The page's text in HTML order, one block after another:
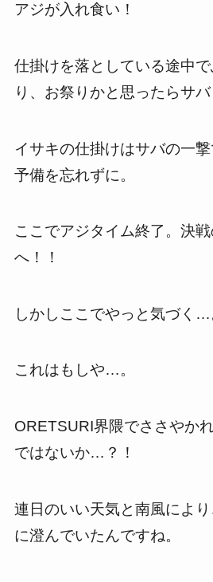
アジが入れ食い！
仕掛けを落としている途中
り、お祭りかと思ったらサバ
イサキの仕掛けはサバの一
予備を忘れずに。
ここでアジタイム終了。決
へ！！
しかしここでやっと気づく…
これはもしや…。
ORETSURI界隈でささやか
ではないか…？！
連日のいい天気と南風によ
に澄んでいたんですね。